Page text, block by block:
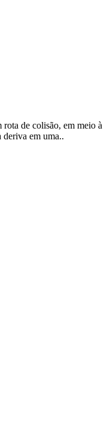
de colisão, em meio à
deriva em uma..